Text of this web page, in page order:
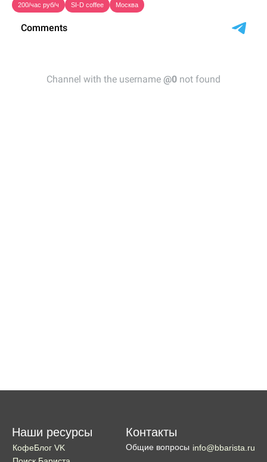
200/час руб/ч SI-D coffee Москва
Наши ресурсы
КофеБлог VK
Контакты
Общие вопросы info@bbarista.ru